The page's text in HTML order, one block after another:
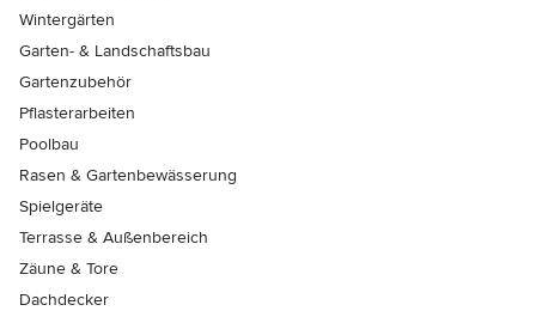
Wintergärten
Garten- & Landschaftsbau
Gartenzubehör
Pflasterarbeiten
Poolbau
Rasen & Gartenbewässerung
Spielgeräte
Terrasse & Außenbereich
Zäune & Tore
Dachdecker